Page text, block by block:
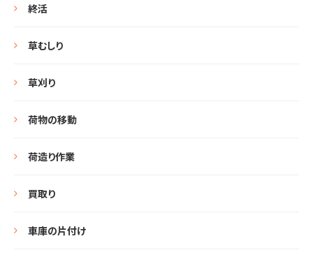
終活
草むしり
草刈り
荷物の移動
荷造り作業
買取り
車庫の片付け